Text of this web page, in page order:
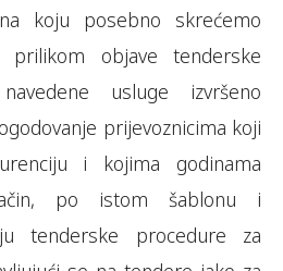
koju posebno skrećemo
objave tenderske
usluge izvršeno
prijevoznicima koji
i kojima godinama
po istom šablonu i
tenderske procedure za